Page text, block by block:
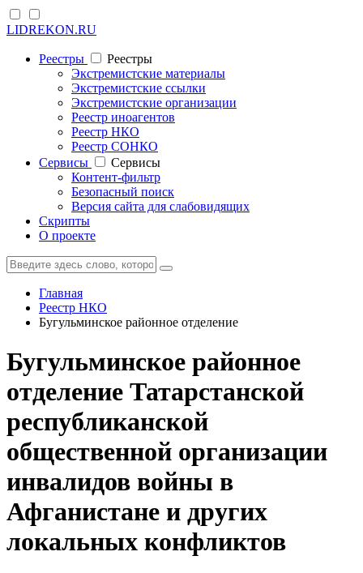
LIDREKON.RU
Реестры
Реестры
Экстремистские материалы
Экстремистские ссылки
Экстремистские организации
Реестр иноагентов
Реестр НКО
Реестр СОНКО
Cервисы
Cервисы
Контент-фильтр
Безопасный поиск
Версия сайта для слабовидящих
Скрипты
О проекте
Главная
Реестр НКО
Бугульминское районное отделение
Бугульминское районное
отделение Татарстанской
республиканской
общественной организации
инвалидов войны в
Афганистане и других
локальных конфликтов